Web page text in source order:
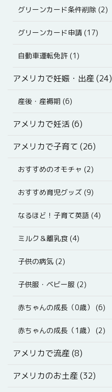
グリーンカード条件削除 (2)
グリーンカード申請 (17)
自動車運転免許 (1)
アメリカで妊娠・出産 (24)
産後・産褥期 (6)
アメリカで妊活 (6)
アメリカで子育て (26)
おすすめのオモチャ (2)
おすすめ育児グッズ (9)
なるほど！子育て英語 (4)
ミルク＆離乳食 (4)
子供の病気 (2)
子供服・ベビー服 (2)
赤ちゃんの成長（0歳） (6)
赤ちゃんの成長（1歳） (2)
アメリカで流産 (8)
アメリカのお土産 (32)